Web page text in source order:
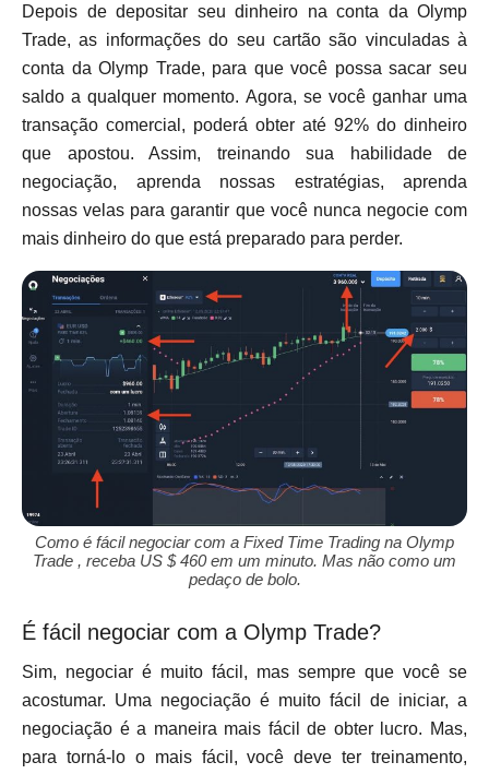
Depois de depositar seu dinheiro na conta da Olymp
Trade, as informações do seu cartão são vinculadas à
conta da Olymp Trade, para que você possa sacar seu
saldo a qualquer momento. Agora, se você ganhar uma
transação comercial, poderá obter até 92% do dinheiro
que apostou. Assim, treinando sua habilidade de
negociação, aprenda nossas estratégias, aprenda
nossas velas para garantir que você nunca negocie com
mais dinheiro do que está preparado para perder.
Como é fácil negociar com a Fixed Time Trading na Olymp
Trade , receba US $ 460 em um minuto. Mas não como um
pedaço de bolo.
É fácil negociar com a Olymp Trade?
Sim, negociar é muito fácil, mas sempre que você se
acostumar. Uma negociação é muito fácil de iniciar, a
negociação é a maneira mais fácil de obter lucro. Mas,
para torná-lo o mais fácil, você deve ter treinamento,